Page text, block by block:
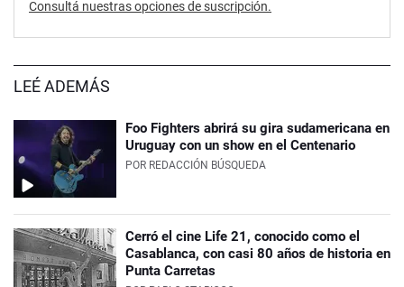
Consultá nuestras opciones de suscripción.
LEÉ ADEMÁS
Foo Fighters abrirá su gira sudamericana en
Uruguay con un show en el Centenario
POR REDACCIÓN BÚSQUEDA
Cerró el cine Life 21, conocido como el
Casablanca, con casi 80 años de historia en
Punta Carretas